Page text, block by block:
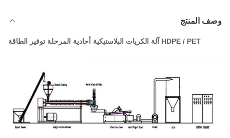
المنتج
HDPE / PET آلة الكريات البلاستيكية أحادية المرحلة توفير الطاقة